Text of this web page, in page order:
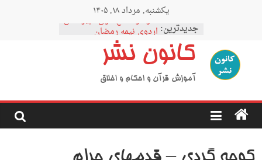
یکشنبه, مرداد ۱۸, ۱۴۰۵
جدیدترین:
نمودار مقطع فوق دبیرستان
اردوی نیمه رمضان
اردوی نیمه شعبان
اردوی غدیر
اردوی محرم
کانون نشر
آموزش قرآن و احکام و اخلاق